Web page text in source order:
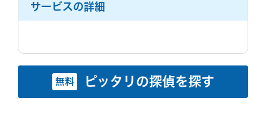
サービスの詳細
無料 ピッタリの探偵を探す